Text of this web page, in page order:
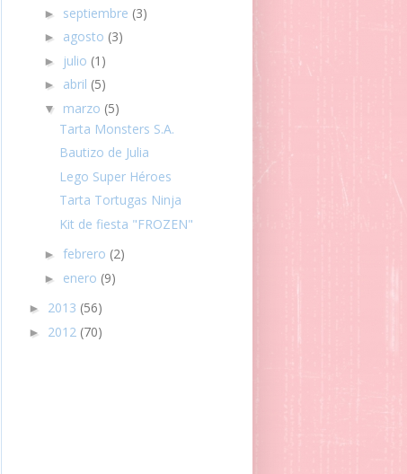
► septiembre (3)
► agosto (3)
► julio (1)
► abril (5)
▼ marzo (5)
Tarta Monsters S.A.
Bautizo de Julia
Lego Super Héroes
Tarta Tortugas Ninja
Kit de fiesta "FROZEN"
► febrero (2)
► enero (9)
► 2013 (56)
► 2012 (70)